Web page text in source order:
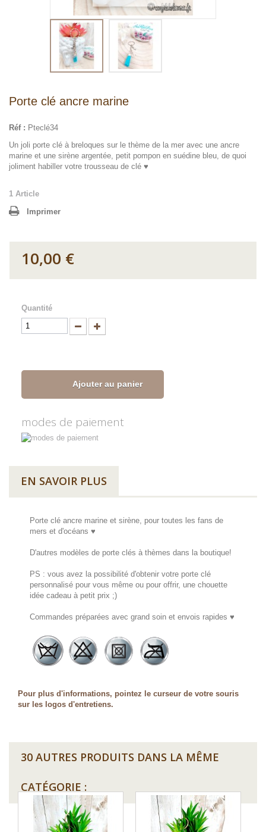
Porte clé ancre marine
Réf : Pteclé34
Un joli porte clé à breloques sur le thème de la mer avec une ancre
marine et une sirène argentée, petit pompon en suédine bleu, de quoi
joliment habiller votre trousseau de clé ♥
1 Article
Imprimer
10,00 €
Quantité
Ajouter au panier
modes de paiement
EN SAVOIR PLUS
Porte clé ancre marine et sirène, pour toutes les fans de
mers et d'océans ♥
D'autres modèles de porte clés à thèmes dans la boutique!
PS : vous avez la possibilité d'obtenir votre porte clé
personnalisé pour vous même ou pour offrir, une chouette
idée cadeau à petit prix ;)
Commandes préparées avec grand soin et envois rapides ♥
Pour plus d'informations, pointez le curseur de votre souris
sur les logos d'entretiens.
30 AUTRES PRODUITS DANS LA MÊME
CATÉGORIE :